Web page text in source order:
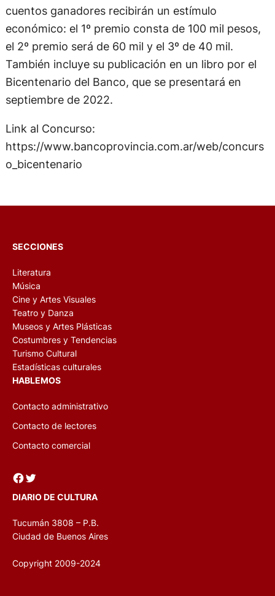
cuentos ganadores recibirán un estímulo
económico: el 1º premio consta de 100 mil pesos,
el 2º premio será de 60 mil y el 3º de 40 mil.
También incluye su publicación en un libro por el
Bicentenario del Banco, que se presentará en
septiembre de 2022.
Link al Concurso:
https://www.bancoprovincia.com.ar/web/concurs
o_bicentenario
SECCIONES
Literatura
Música
Cine y Artes Visuales
Teatro y Danza
Museos y Artes Plásticas
Costumbres y Tendencias
Turismo Cultural
Estadísticas culturales
HABLEMOS
Contacto administrativo
Contacto de lectores
Contacto comercial
Facebook Twitter
DIARIO DE CULTURA
Tucumán 3808 – P.B.
Ciudad de Buenos Aires
Copyright 2009-2024